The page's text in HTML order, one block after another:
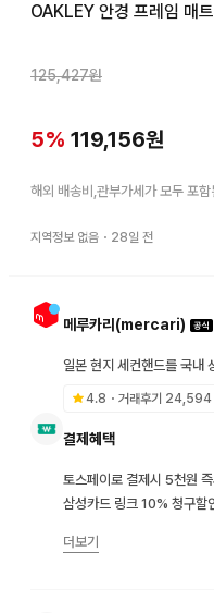
OAKLEY 안경 프레임 매
125,427원
5% 119,156원
해외 배송비,관부가세가 모두 포함
지역정보 없음 ・ 28일 전
메루카리(mercari)
일본 현지 세컨핸드를 국내
4.8 ・거래후기 24,594
결제혜택
토스페이로 결제시 5천원
삼성카드 링크 10% 청구할
더보기